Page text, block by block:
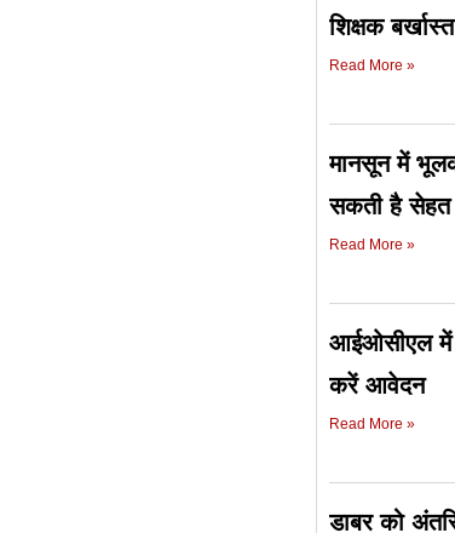
शिक्षक बर्खास्त
Read More »
मानसून में
सकती है सेहत
Read More »
आईओसीएल में
करें आवेदन
Read More »
डाबर को